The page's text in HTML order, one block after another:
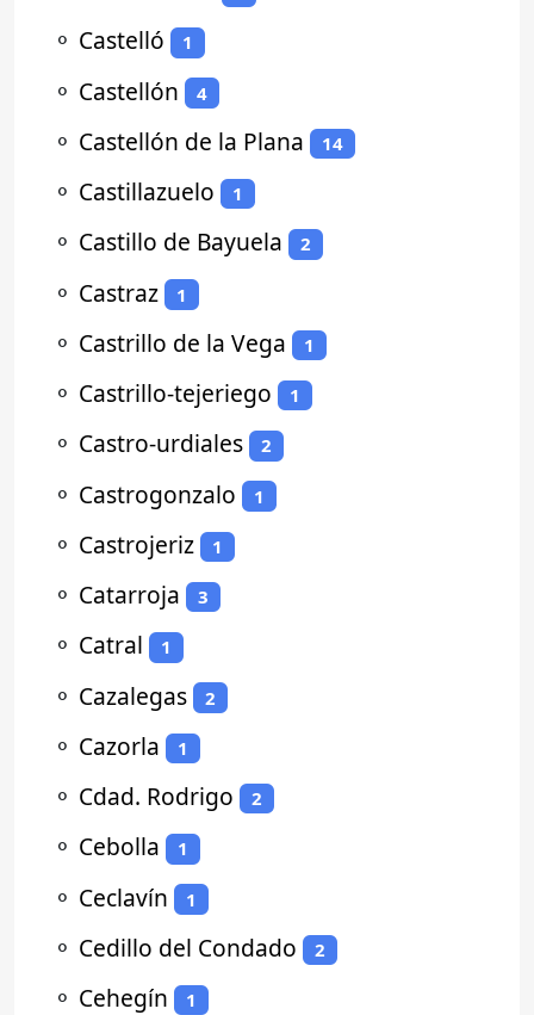
⚬ Castelló 1
⚬ Castellón 4
⚬ Castellón de la Plana 14
⚬ Castillazuelo 1
⚬ Castillo de Bayuela 2
⚬ Castraz 1
⚬ Castrillo de la Vega 1
⚬ Castrillo-tejeriego 1
⚬ Castro-urdiales 2
⚬ Castrogonzalo 1
⚬ Castrojeriz 1
⚬ Catarroja 3
⚬ Catral 1
⚬ Cazalegas 2
⚬ Cazorla 1
⚬ Cdad. Rodrigo 2
⚬ Cebolla 1
⚬ Ceclavín 1
⚬ Cedillo del Condado 2
⚬ Cehegín 1